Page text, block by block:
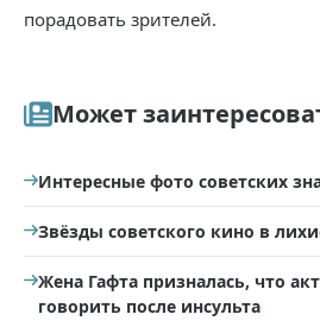
порадовать зрителей.
Может
Интересные фото советских
Звёзды советского кино в
Жена Гафта призналась, что
говорить после инсульта